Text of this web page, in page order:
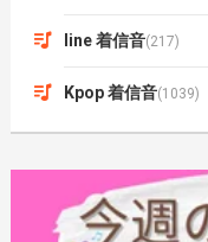
line 着信音(217)
Kpop 着信音(1039)